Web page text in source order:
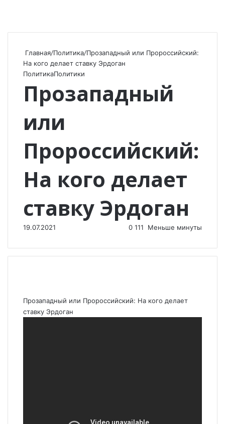
Главная/Политика/Прозападный или Пророссийский:
На кого делает ставку Эрдоган
ПолитикаПолитики
Прозападный
или
Пророссийский:
На кого делает
ставку Эрдоган
19.07.2021 0 111 Меньше минуты
Прозападный или Пророссийский: На кого делает
ставку Эрдоган